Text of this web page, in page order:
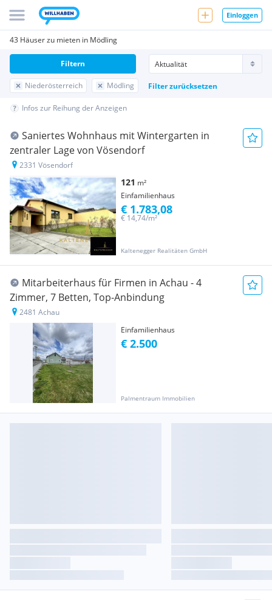
Einloggen
43 Häuser zu mieten in Mödling
Niederösterreich Mödling Filter zurücksetzen
Filtern
Infos zur Reihung der Anzeigen
Saniertes Wohnhaus mit Wintergarten in
zentraler Lage von Vösendorf
2331 Vösendorf
121 m²
Einfamilienhaus
Kaltenegger Realitäten GmbH
€ 14,74/m²
€ 1.783,08
Mitarbeiterhaus für Firmen in Achau - 4
Zimmer, 7 Betten, Top-Anbindung
2481 Achau
Einfamilienhaus
Palmentraum Immobilien
€ 2.500